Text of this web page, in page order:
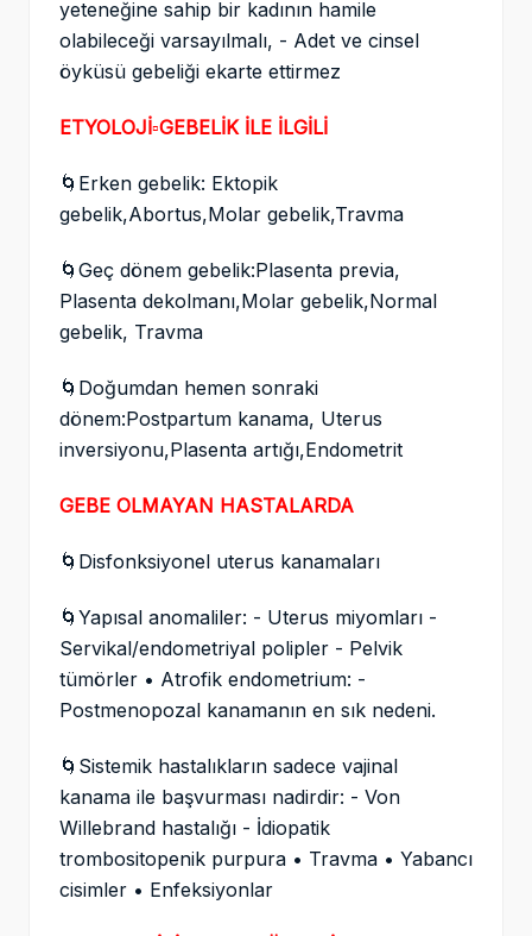
yeteneğine sahip bir kadının hamile
olabileceği varsayılmalı, - Adet ve cinsel
öyküsü gebeliği ekarte ettirmez
ETYOLOJİ▫️GEBELİK İLE İLGİLİ
🌀Erken gebelik: Ektopik
gebelik,Abortus,Molar gebelik,Travma
🌀Geç dönem gebelik:Plasenta previa,
Plasenta dekolmanı,Molar gebelik,Normal
gebelik, Travma
🌀Doğumdan hemen sonraki
dönem:Postpartum kanama, Uterus
inversiyonu,Plasenta artığı,Endometrit
GEBE OLMAYAN HASTALARDA
🌀Disfonksiyonel uterus kanamaları
🌀Yapısal anomaliler: - Uterus miyomları -
Servikal/endometriyal polipler - Pelvik
tümörler • Atrofik endometrium: -
Postmenopozal kanamanın en sık nedeni.
🌀Sistemik hastalıkların sadece vajinal
kanama ile başvurması nadirdir: - Von
Willebrand hastalığı - İdiopatik
trombositopenik purpura • Travma • Yabancı
cisimler • Enfeksiyonlar